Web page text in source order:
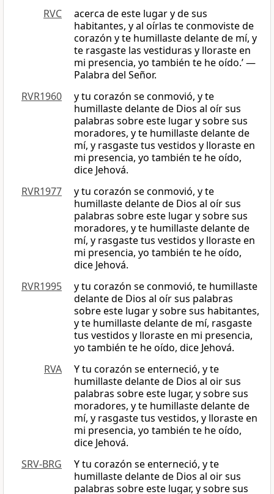
RVC
acerca de este lugar y de sus
habitantes, y al oírlas te conmoviste de
corazón y te humillaste delante de mí, y
te rasgaste las vestiduras y lloraste en
mi presencia, yo también te he oído.’ —
Palabra del Señor.
RVR1960
y tu corazón se conmovió, y te
humillaste delante de Dios al oír sus
palabras sobre este lugar y sobre sus
moradores, y te humillaste delante de
mí, y rasgaste tus vestidos y lloraste en
mi presencia, yo también te he oído,
dice Jehová.
RVR1977
y tu corazón se conmovió, y te
humillaste delante de Dios al oír sus
palabras sobre este lugar y sobre sus
moradores, y te humillaste delante de
mí, y rasgaste tus vestidos y lloraste en
mi presencia, yo también te he oído,
dice Jehová.
RVR1995
y tu corazón se conmovió, te humillaste
delante de Dios al oír sus palabras
sobre este lugar y sobre sus habitantes,
y te humillaste delante de mí, rasgaste
tus vestidos y lloraste en mi presencia,
yo también te he oído, dice Jehová.
RVA
Y tu corazón se enterneció, y te
humillaste delante de Dios al oir sus
palabras sobre este lugar, y sobre sus
moradores, y te humillaste delante de
mí, y rasgaste tus vestidos, y lloraste en
mi presencia, yo también te he oído,
dice Jehová.
SRV-BRG
Y tu corazón se enterneció, y te
humillaste delante de Dios al oir sus
palabras sobre este lugar, y sobre sus